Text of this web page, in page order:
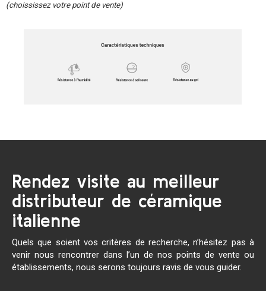
(choississez votre point de vente)
Rendez visite au meilleur
distributeur de céramique
italienne
Quels que soient vos critères de recherche, n’hésitez pas à
venir nous rencontrer dans l’un de nos points de vente ou
établissements, nous serons toujours ravis de vous guider.